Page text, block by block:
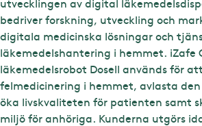
bedriver forskning, utveckling och
digitala medicinska lösningar och
läkemedelshantering i hemmet. iZafe
läkemedelsrobot Dosell används för
felmedicinering i hemmet, avlasta
öka livskvaliteten för patienten samt
miljö för anhöriga. Kunderna utgörs